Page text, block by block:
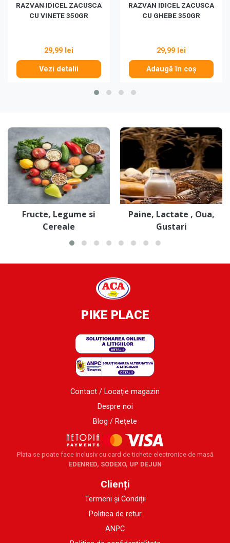
RAZVAN IDICEL ZACUSCA
CU VINETE 350GR
29,99 lei
Vezi detalii
RAZVAN IDICEL ZACUSCA
CU GHEBE 350GR
29,99 lei
Adaugă în coș
Fructe, Legume si
Cereale
Paine, Lactate , Oua,
Gustari
PIKE PLACE
Contact / Locație magazin
Despre noi
Blog / Rețete
Plata se poate face inclusiv cu card de tichete electronice de masă
EDENRED, SODEXO, UP DEJUN
Clienți
Termeni și Condiții
Politica de retur
ANPC